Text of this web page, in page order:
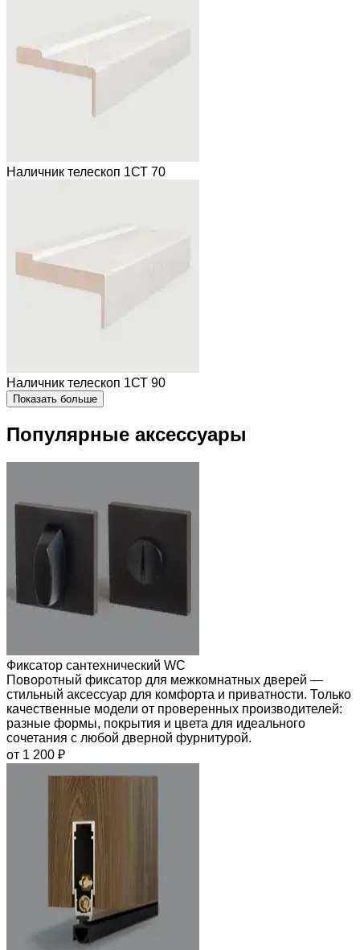
Наличник телескоп 1СТ 70
Наличник телескоп 1СТ 90
Показать больше
Популярные аксессуары
Фиксатор сантехнический WC
Поворотный фиксатор для межкомнатных дверей —
стильный аксессуар для комфорта и приватности. Только
качественные модели от проверенных производителей:
разные формы, покрытия и цвета для идеального
сочетания с любой дверной фурнитурой.
от 1 200 ₽